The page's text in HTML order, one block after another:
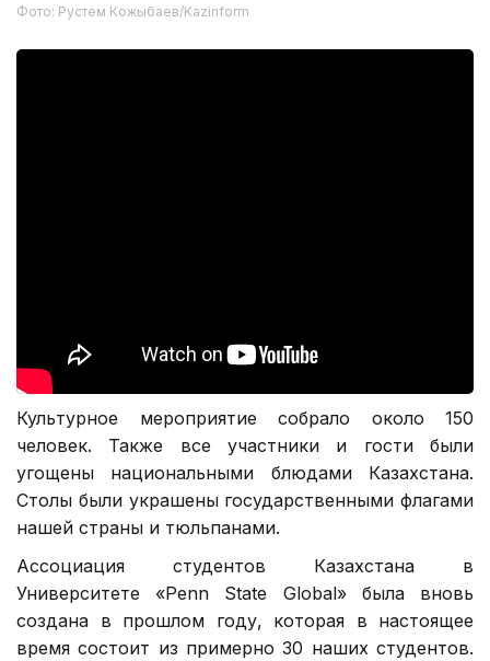
Фото: Рустем Кожыбаев/Kazinform
Культурное мероприятие собрало около 150
человек. Также все участники и гости были
угощены национальными блюдами Казахстана.
Столы были украшены государственными флагами
нашей страны и тюльпанами.
Ассоциация студентов Казахстана в
Университете «Penn State Global» была вновь
создана в прошлом году, которая в настоящее
время состоит из примерно 30 наших студентов.